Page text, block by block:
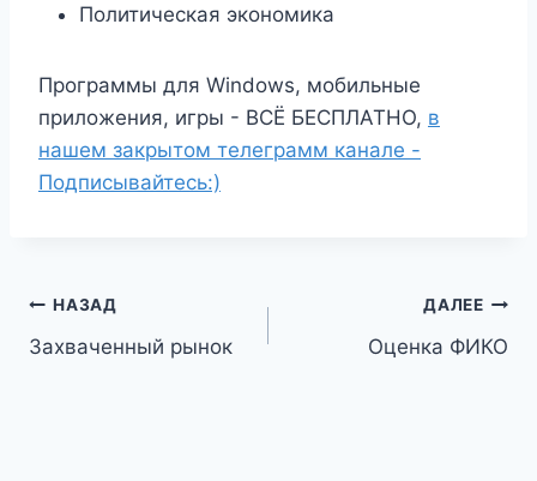
Политическая экономика
Программы для Windows, мобильные
приложения, игры - ВСЁ БЕСПЛАТНО, в
нашем закрытом телеграмм канале -
Подписывайтесь:)
Навигация
по
НАЗАД
Захваченный рынок
ДАЛЕЕ
Оценка ФИКО